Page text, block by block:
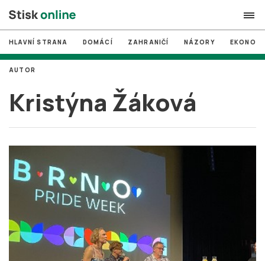
search
# MUNI
# Brno
# volby
login
Zapomněli jste heslo?
Založit nový účet
HLAVNÍ STRANA DOMÁCÍ ZAHRANIČÍ NÁZORY
Kristýna Žáková
AUTOR